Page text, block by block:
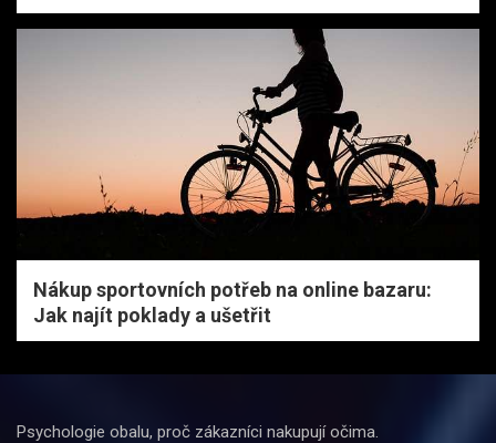
Nákup sportovních potřeb na online bazaru:
Jak najít poklady a ušetřit
Psychologie obalu, proč zákazníci nakupují očima.